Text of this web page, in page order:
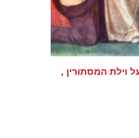
וילת המסתורין ,